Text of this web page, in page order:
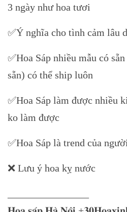
3 ngày như hoa tươi
✅Ý nghĩa cho tình cảm lâu
✅Hoa Sáp nhiều mẫu có
sẵn) có thể ship luôn
✅Hoa Sáp làm được nhiều
ko làm được
✅Hoa Sáp là trend của
❌ Lưu ý hoa kỵ nước